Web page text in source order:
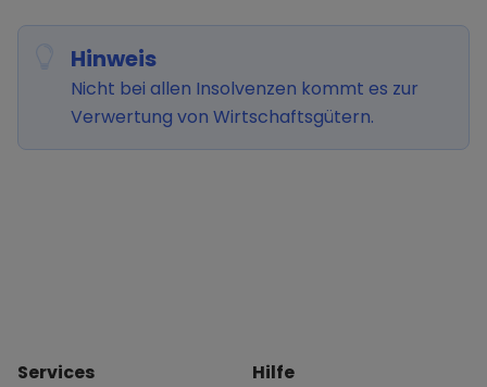
Hinweis
Nicht bei allen Insolvenzen kommt es zur
Verwertung von Wirtschaftsgütern.
Services Hilfe